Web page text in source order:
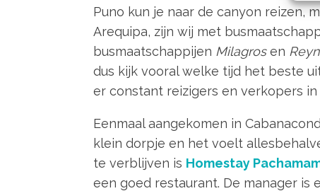
Puno kun je naar de canyon reizen,
Arequipa, zijn wij met
busmaatschappijen Milagrosen
dus kijk vooral welke tijd het beste
er constant reizigers en verkopers
Eenmaal aangekomen in
klein dorpje en het voelt
te verblijven is Homestay
een goed restaurant. De manager is